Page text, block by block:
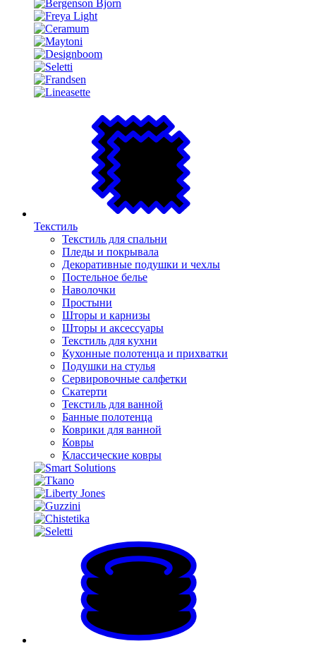
Текстиль
Текстиль для спальни
Пледы и покрывала
Декоративные подушки и чехлы
Постельное белье
Наволочки
Простыни
Шторы и карнизы
Шторы и аксессуары
Текстиль для кухни
Кухонные полотенца и прихватки
Подушки на стулья
Сервировочные салфетки
Скатерти
Текстиль для ванной
Банные полотенца
Коврики для ванной
Ковры
Классические ковры